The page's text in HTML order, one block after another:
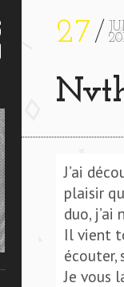
REMIX) ****
27
J’ai
plaisir
duo, j’ai
Il vient
écouter,
Je vous